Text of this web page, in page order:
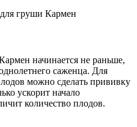
груши Кармен
начинается не раньше,
саженца. Для
можно сделать прививку
ускорит начало
количество плодов.